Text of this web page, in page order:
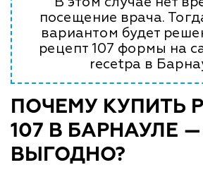
посещение врача.
вариантом будет
рецепт 107 формы на
recetpa в
ПОЧЕМУ КУПИТЬ
107 В БАРНАУЛЕ —
ВЫГОДНО?